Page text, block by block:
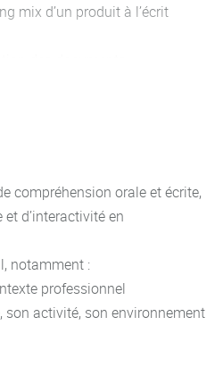
mix d’un produit à l’écrit
des mails, mailing
communication commerciale
suivants :
adaptés à la situation,
interrogative, formules de
compréhension orale et écrite,
et d’interactivité en
notamment :
professionnel
son activité, son environnement